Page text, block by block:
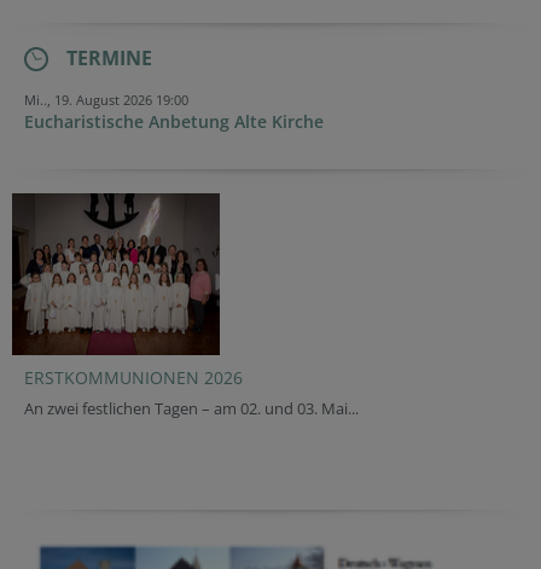
TERMINE
Mi.., 19. August 2026 19:00
Eucharistische Anbetung Alte Kirche
ERSTKOMMUNIONEN 2026
An zwei festlichen Tagen – am 02. und 03. Mai...